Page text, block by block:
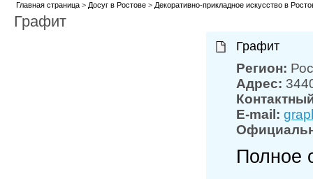
Главная страница> Досуг в Ростове> Декоративно-прикладное искусство в
Графит
Графит
Регион:
Адрес:
E-mail:
Полное